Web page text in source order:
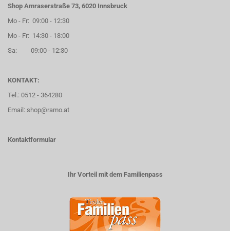
Shop Amraserstraße 73, 6020 Innsbruck
Mo - Fr: 09:00 - 12:30
Mo - Fr: 14:30 - 18:00
Sa: 09:00 - 12:30
KONTAKT:
Tel.: 0512 - 364280
Email: shop@ramo.at
Kontaktformular
Ihr Vorteil mit dem Familienpass